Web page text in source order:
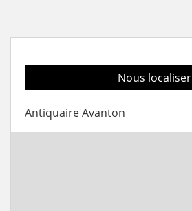
Nous localiser
Antiquaire Avanton